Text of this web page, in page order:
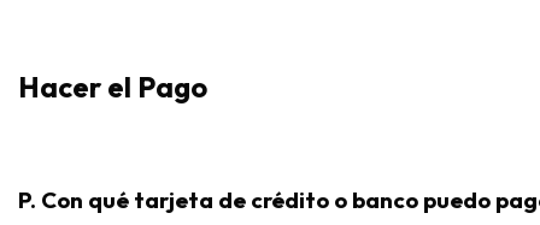
Hacer el Pago
P. Con qué tarjeta de crédito o banco puedo